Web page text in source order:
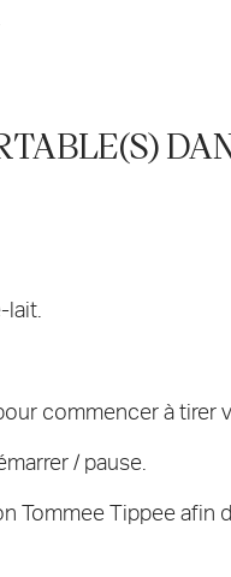
commencer à tirer
/ pause.
Tommee Tippee afin